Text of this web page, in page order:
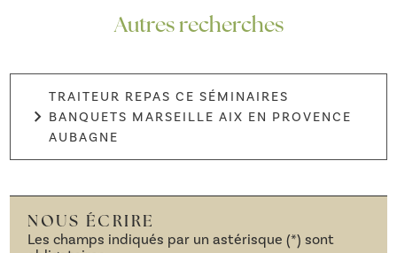
Autres recherches
TRAITEUR REPAS CE SÉMINAIRES
BANQUETS MARSEILLE AIX EN PROVENCE
AUBAGNE
NOUS ÉCRIRE
Les champs indiqués par un astérisque (*) sont